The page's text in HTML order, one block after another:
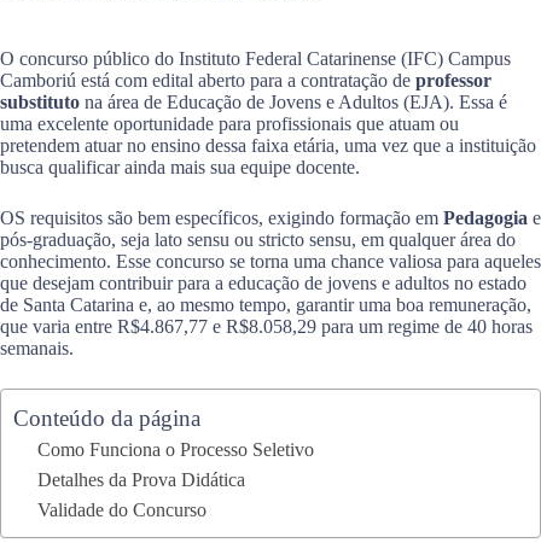
O concurso público do Instituto Federal Catarinense (IFC) Campus
Camboriú está com edital aberto para a contratação de professor
substituto na área de Educação de Jovens e Adultos (EJA). Essa é
uma excelente oportunidade para profissionais que atuam ou
pretendem atuar no ensino dessa faixa etária, uma vez que a instituição
busca qualificar ainda mais sua equipe docente.
OS requisitos são bem específicos, exigindo formação em Pedagogia e
pós-graduação, seja lato sensu ou stricto sensu, em qualquer área do
conhecimento. Esse concurso se torna uma chance valiosa para aqueles
que desejam contribuir para a educação de jovens e adultos no estado
de Santa Catarina e, ao mesmo tempo, garantir uma boa remuneração,
que varia entre R$4.867,77 e R$8.058,29 para um regime de 40 horas
semanais.
Conteúdo da página
Como Funciona o Processo Seletivo
Detalhes da Prova Didática
Validade do Concurso